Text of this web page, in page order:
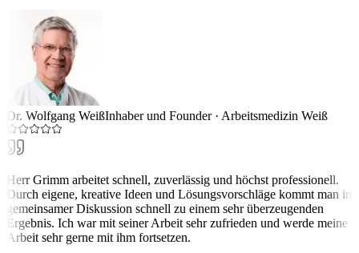
Dr. Wolfgang WeißInhaber und Founder· Arbeitsmedizin Weiß
Herr Grimm arbeitet schnell, zuverlässig und höchst professionell.
Durch eigene, kreative Ideen und Lösungsvorschläge kommt man in
gemeinsamer Diskussion schnell zu einem sehr überzeugenden
Ergebnis. Ich war mit seiner Arbeit sehr zufrieden und werde meine
Arbeit sehr gerne mit ihm fortsetzen.